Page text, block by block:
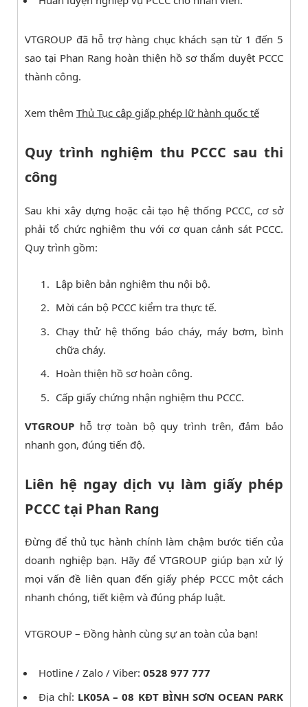
VTGROUP đã hỗ trợ hàng chục khách sạn từ 1 đến 5
sao tại Phan Rang hoàn thiện hồ sơ thẩm duyệt PCCC
thành công.
Xem thêm Thủ Tục câp giấp phép lữ hành quốc tế
Quy trình nghiệm thu PCCC sau thi
công
Sau khi xây dựng hoặc cải tạo hệ thống PCCC, cơ sở
phải tổ chức nghiệm thu với cơ quan cảnh sát PCCC.
Quy trình gồm:
Lập biên bản nghiệm thu nội bộ.
Mời cán bộ PCCC kiểm tra thực tế.
Chạy thử hệ thống báo cháy, máy bơm, bình
chữa cháy.
Hoàn thiện hồ sơ hoàn công.
Cấp giấy chứng nhận nghiệm thu PCCC.
VTGROUP hỗ trợ toàn bộ quy trình trên, đảm bảo
nhanh gọn, đúng tiến độ.
Liên hệ ngay dịch vụ làm giấy phép
PCCC tại Phan Rang
Đừng để thủ tục hành chính làm chậm bước tiến của
doanh nghiệp bạn. Hãy để VTGROUP giúp bạn xử lý
mọi vấn đề liên quan đến giấy phép PCCC một cách
nhanh chóng, tiết kiệm và đúng pháp luật.
VTGROUP – Đồng hành cùng sự an toàn của bạn!
Hotline / Zalo / Viber: 0528 977 777
Địa chỉ: LK05A – 08 KĐT BÌNH SƠN OCEAN PARK